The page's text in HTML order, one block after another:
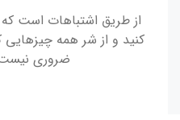
از طریق اشتباهات است
کنید و از شر همه چیزهایی
ضروری